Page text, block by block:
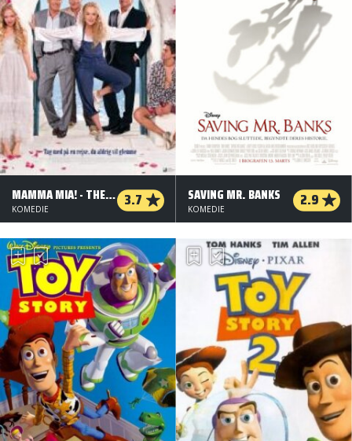
MAMMA MIA! - THE MOVIE 3.7
KOMEDIE
SAVING MR. BANKS 2.9
KOMEDIE